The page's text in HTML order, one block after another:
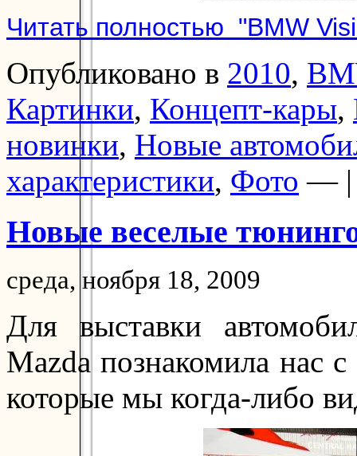
Читать полностью "BMW
Опубликовано в 2010,
Картинки, Концепт-кары,
новинки, Новые
характеристики, Фото —
Новые веселые
среда, ноября 18, 2009
Для выставки
Mazda познакомила нас
которые мы когда-либо